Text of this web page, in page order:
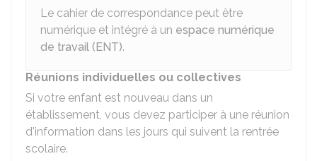
Le cahier de correspondance peut être
numérique et intégré à un espace numérique
de travail (ENT).
Réunions individuelles ou collectives
Si votre enfant est nouveau dans un
établissement, vous devez participer à une réunion
d'information dans les jours qui suivent la rentrée
scolaire.